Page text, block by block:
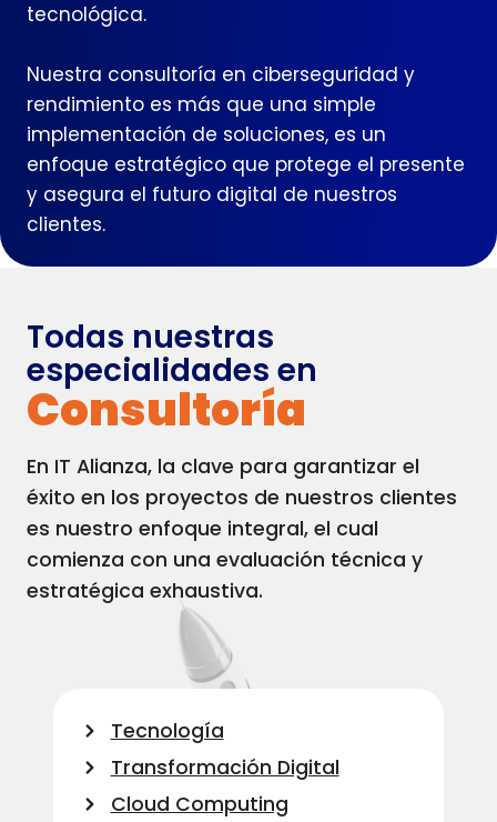
tecnológica.
Nuestra consultoría en ciberseguridad y
rendimiento es más que una simple
implementación de soluciones, es un
enfoque estratégico que protege el presente
y asegura el futuro digital de nuestros
clientes.
Todas nuestras
especialidades en
Consultorí­a
En IT Alianza, la clave para garantizar el
éxito en los proyectos de nuestros clientes
es nuestro enfoque integral, el cual
comienza con una evaluación técnica y
estratégica exhaustiva.
Tecnologí­a
Transformación Digital
Cloud Computing